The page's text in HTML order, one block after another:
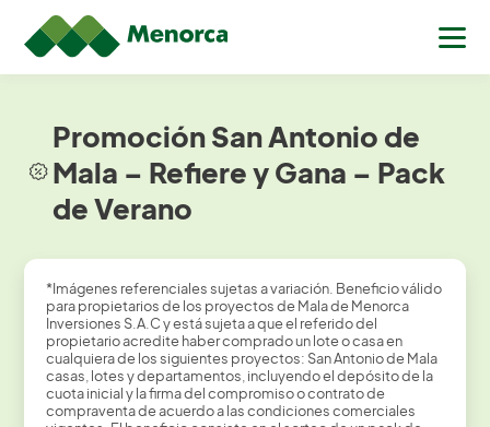
Promoción San Antonio de
Mala – Refiere y Gana – Pack
de Verano
*Imágenes referenciales sujetas a variación. Beneficio válido
para propietarios de los proyectos de Mala de Menorca
Inversiones S.A.C y está sujeta a que el referido del
propietario acredite haber comprado un lote o casa en
cualquiera de los siguientes proyectos: San Antonio de Mala
casas, lotes y departamentos, incluyendo el depósito de la
cuota inicial y la firma del compromiso o contrato de
compraventa de acuerdo a las condiciones comerciales